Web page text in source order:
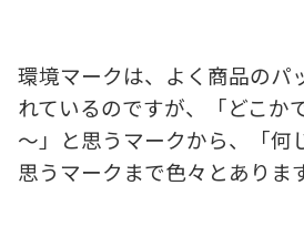
環境マークは、よく商品のパ
れているのですが、「どこか
～」と思うマークから、「何
思うマークまで色々とあります